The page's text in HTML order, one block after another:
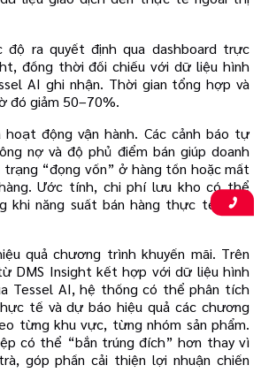
ra quyết định qua dashboard trực
đồng thời đối chiếu với dữ liệu hình
AI ghi nhận. Thời gian tổng hợp và
đó giảm 50–70%.
động vận hành. Các cảnh báo tự
nợ và độ phủ điểm bán giúp doanh
“đọng vốn” ở hàng tồn hoặc mất
Ước tính, chi phí lưu kho có thể
khi năng suất bán hàng thực tế tăng
quả chương trình khuyến mãi. Trên
DMS Insight kết hợp với dữ liệu hình
Tessel AI, hệ thống có thể phân tích
tế và dự báo hiệu quả các chương
từng khu vực, từng nhóm sản phẩm.
có thể “bắn trúng đích” hơn thay vì
góp phần cải thiện lợi nhuận chiến